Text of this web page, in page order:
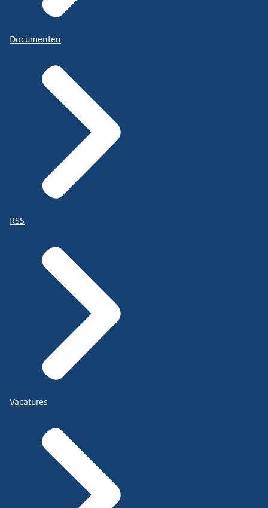
Documenten
RSS
Vacatures